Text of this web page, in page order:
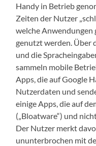
Handy in Betrieb
Zeiten der Nutzer
welche Anwendungen
genutzt werden. Über
und die
sammeln mobile
Apps, die auf Google
Nutzerdaten und
einige Apps, die auf
(„Bloatware“) und
Der Nutzer merkt
ununterbrochen mit